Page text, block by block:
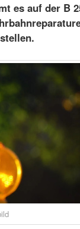
es auf der B